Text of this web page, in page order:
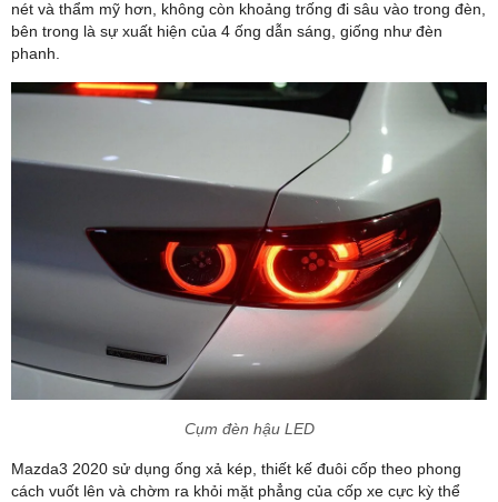
nét và thẩm mỹ hơn, không còn khoảng trống đi sâu vào trong đèn,
bên trong là sự xuất hiện của 4 ống dẫn sáng, giống như đèn
phanh.
Cụm đèn hậu LED
Mazda3 2020 sử dụng ống xả kép, thiết kế đuôi cốp theo phong
cách vuốt lên và chờm ra khỏi mặt phẳng của cốp xe cực kỳ thể